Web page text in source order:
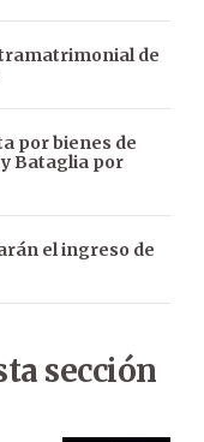
de
por bienes de
Bataglia por
el ingreso de
sección